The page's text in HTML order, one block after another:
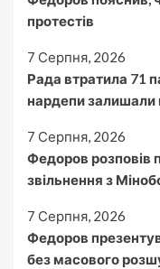
протестів
7 Серпня, 2026
Рада втратила 71
нардепи залишали
7 Серпня, 2026
Федоров розповів
звільнення з
7 Серпня, 2026
Федоров
без масового